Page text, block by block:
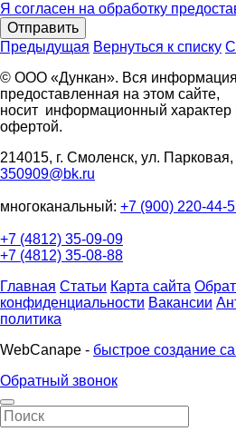
Я согласен на обработку
Отправить
Предыдущая Вернуться к списку
© ООО «Дункан». Вся информация
предоставленная на этом сайте,
носит информационный характер
офертой.
214015, г. Смоленск, ул. Парковая,
350909@bk.ru
многоканальный: +7 (900) 220-44-
+7 (4812) 35-09-09
+7 (4812) 35-08-88
Главная Статьи Карта сайта
конфиденциальности Вакансии
политика
WebCanape - быстрое создание
Обратный звонок